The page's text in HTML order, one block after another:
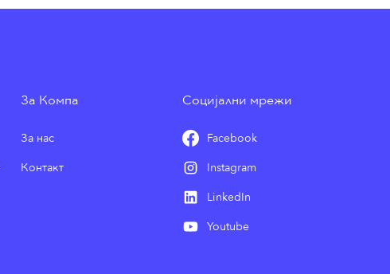
За Компа
За нас
Контакт
Социјални мрежи
Facebook
Instagram
LinkedIn
Youtube